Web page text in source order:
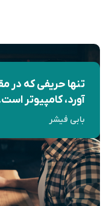
تنها حریفی که در
آورد، کامپیوتر
بابی فیشر